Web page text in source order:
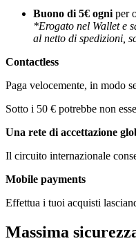
Buono di 5€ ogniper
*Erogato nel Wallet e
al netto di spedizioni,
Contactless
Paga velocemente, in modo
Sotto i 50 € potrebbe non
Una rete di accettazione
Il circuito internazionale
Mobile payments
Effettua i tuoi acquisti
Massima